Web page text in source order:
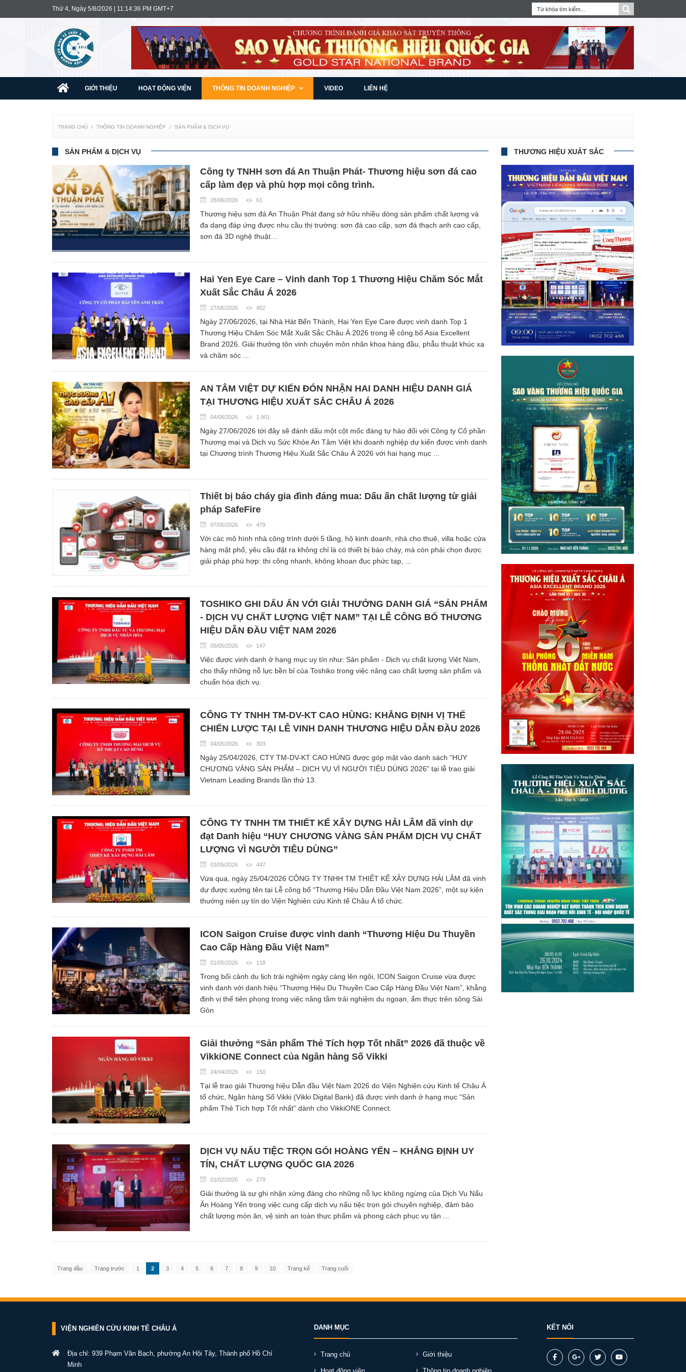
Thứ 4, Ngày 5/8/2026 | 11:14:37 PM GMT+7
GIỚI THIỆU HOẠT ĐỘNG VIỆN THÔNG TIN DOANH NGHIỆP VIDEO LIÊN HỆ
TRANG CHỦ THÔNG TIN DOANH NGHIỆP SẢN PHẨM & DỊCH VỤ
SẢN PHẨM & DỊCH VỤ
Công ty TNHH sơn đá An Thuận Phát- Thương hiệu sơn đá cao
cấp làm đẹp và phù hợp mọi công trình.
28/06/2026 61
Thương hiệu sơn đá An Thuận Phát đang sở hữu nhiều dòng sản phẩm chất lượng và
đa dạng đáp ứng được nhu cầu thị trường: sơn đá cao cấp, sơn đá thạch anh cao cấp,
sơn đá 3D nghệ thuật…
Hai Yen Eye Care – Vinh danh Top 1 Thương Hiệu Chăm Sóc Mắt
Xuất Sắc Châu Á 2026
27/06/2026 452
Ngày 27/06/2026, tại Nhà Hát Bến Thành, Hai Yen Eye Care được vinh danh Top 1
Thương Hiệu Chăm Sóc Mắt Xuất Sắc Châu Á 2026 trong lễ công bố Asia Excellent
Brand 2026. Giải thưởng tôn vinh chuyên môn nhãn khoa hàng đầu, phẫu thuật khúc xạ
và chăm sóc ...
AN TÂM VIỆT DỰ KIẾN ĐÓN NHẬN HAI DANH HIỆU DANH GIÁ
TẠI THƯƠNG HIỆU XUẤT SẮC CHÂU Á 2026
04/06/2026 1.901
Ngày 27/06/2026 tới đây sẽ đánh dấu một cột mốc đáng tự hào đối với Công ty Cổ phần
Thương mại và Dịch vụ Sức Khỏe An Tâm Việt khi doanh nghiệp dự kiến được vinh danh
tại Chương trình Thương Hiệu Xuất Sắc Châu Á 2026 với hai hạng mục ...
Thiết bị báo cháy gia đình đáng mua: Dấu ấn chất lượng từ giải
pháp SafeFire
07/05/2026 479
Với các mô hình nhà công trình dưới 5 tầng, hộ kinh doanh, nhà cho thuê, villa hoặc cửa
hàng mặt phố, yêu cầu đặt ra không chỉ là có thiết bị báo cháy, mà còn phải chọn được
giải pháp phù hợp: thi công nhanh, không khoan đục phức tạp, ...
TOSHIKO GHI DẤU ẤN VỚI GIẢI THƯỞNG DANH GIÁ “SẢN PHẨM
- DỊCH VỤ CHẤT LƯỢNG VIỆT NAM” TẠI LỄ CÔNG BỐ THƯƠNG
HIỆU DẪN ĐẦU VIỆT NAM 2026
05/05/2026 147
Việc được vinh danh ở hạng mục uy tín như: Sản phẩm - Dịch vụ chất lượng Việt Nam,
cho thấy những nỗ lực bền bỉ của Toshiko trong việc nâng cao chất lượng sản phẩm và
chuẩn hóa dịch vụ.
CÔNG TY TNHH TM-DV-KT CAO HÙNG: KHẲNG ĐỊNH VỊ THẾ
CHIẾN LƯỢC TẠI LỄ VINH DANH THƯƠNG HIỆU DẪN ĐẦU 2026
04/05/2026 303
Ngày 25/04/2026, CTY TM-DV-KT CAO HÙNG được góp mặt vào danh sách “HUY
CHƯƠNG VÀNG SẢN PHẨM – DỊCH VỤ VÌ NGƯỜI TIÊU DÙNG 2026” tại lễ trao giải
Vietnam Leading Brands lần thứ 13.
CÔNG TY TNHH TM THIẾT KẾ XÂY DỰNG HẢI LÂM đã vinh dự
đạt Danh hiệu “HUY CHƯƠNG VÀNG SẢN PHẨM DỊCH VỤ CHẤT
LƯỢNG VÌ NGƯỜI TIÊU DÙNG”
03/05/2026 447
Vừa qua, ngày 25/04/2026 CÔNG TY TNHH TM THIẾT KẾ XÂY DỰNG HẢI LÂM đã vinh
dự được xướng tên tại Lễ công bố “Thương Hiệu Dẫn Đầu Việt Nam 2026”, một sự kiện
thường niên uy tín do Viện Nghiên cứu Kinh tế Châu Á tổ chức.
ICON Saigon Cruise được vinh danh “Thương Hiệu Du Thuyền
Cao Cấp Hàng Đầu Việt Nam”
01/05/2026 118
Trong bối cảnh du lịch trải nghiệm ngày càng lên ngôi, ICON Saigon Cruise vừa được
vinh danh với danh hiệu “Thương Hiệu Du Thuyền Cao Cấp Hàng Đầu Việt Nam”, khẳng
định vị thế tiên phong trong việc nâng tầm trải nghiệm du ngoạn, ẩm thực trên sông Sài
Gòn
Giải thưởng “Sản phẩm Thẻ Tích hợp Tốt nhất” 2026 đã thuộc về
VikkiONE Connect của Ngân hàng Số Vikki
24/04/2026 150
Tại lễ trao giải Thương hiệu Dẫn đầu Việt Nam 2026 do Viện Nghiên cứu Kinh tế Châu Á
tổ chức, Ngân hàng Số Vikki (Vikki Digital Bank) đã được vinh danh ở hạng mục “Sản
phẩm Thẻ Tích hợp Tốt nhất” dành cho VikkiONE Connect.
DỊCH VỤ NẤU TIỆC TRỌN GÓI HOÀNG YẾN – KHẲNG ĐỊNH UY
TÍN, CHẤT LƯỢNG QUỐC GIA 2026
01/02/2026 279
Giải thưởng là sự ghi nhận xứng đáng cho những nỗ lực không ngừng của Dịch Vụ Nấu
Ăn Hoàng Yến trong việc cung cấp dịch vụ nấu tiệc trọn gói chuyên nghiệp, đảm bảo
chất lượng món ăn, vệ sinh an toàn thực phẩm và phong cách phục vụ tận ...
Trang đầu Trang trước 1 2 3 4 5 6 7 8 9 10 Trang kế Trang cuối
THƯƠNG HIỆU XUẤT SẮC
VIỆN NGHIÊN CỨU KINH TẾ CHÂU Á
Địa chỉ: 939 Phạm Văn Bạch, phường An Hội Tây, Thành phố Hồ Chí
Minh
DANH MỤC
Trang chủ Giới thiệu
KẾT NỐI